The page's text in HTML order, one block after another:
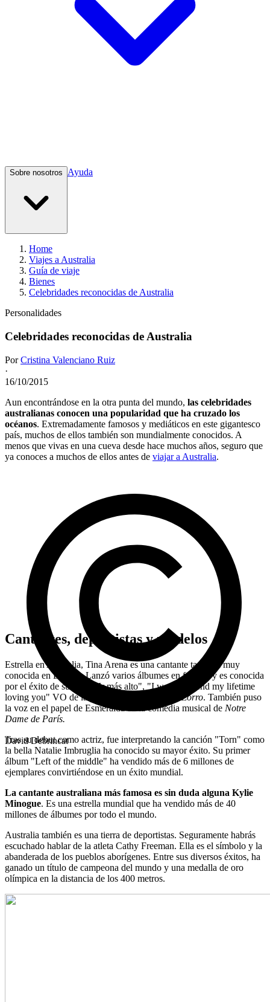
Sobre nosotros Ayuda
Home
Viajes a Australia
Guía de viaje
Bienes
Celebridades reconocidas de Australia
Personalidades
Celebridades reconocidas de Australia
PorCristina Valenciano Ruiz
·
16/10/2015
Aun encontrándose en la otra punta del mundo, las celebridades
australianas conocen una popularidad que ha cruzado los
océanos. Extremadamente famosos y mediáticos en este gigantesco
país, muchos de ellos también son mundialmente conocidos. A
menos que vivas en una cueva desde hace muchos años, seguro que
ya conoces a muchos de ellos antes de viajar a Australia.
David Debrincat
Cantantes, deportistas y modelos
Estrella en Australia, Tina Arena es una cantante también muy
conocida en España. Lanzó varios álbumes en francés y es conocida
por el éxito de su título "Ir más alto", "I want to spend my lifetime
loving you" VO de la película
La máscara del Zorro. También puso
la voz en el papel de Esmeralda en la comedia musical de Notre
Dame de París.
Tras su debut como actriz, fue interpretando la canción "Torn" como
la bella Natalie Imbruglia ha conocido su mayor éxito. Su primer
álbum "Left of the middle" ha vendido más de 6 millones de
ejemplares convirtiéndose en un éxito mundial.
La cantante australiana más famosa es sin duda alguna Kylie
Minogue. Es una estrella mundial que ha vendido más de 40
millones de álbumes por todo el mundo.
Australia también es una tierra de deportistas. Seguramente habrás
escuchado hablar de la atleta Cathy Freeman. Ella es el símbolo y la
abanderada de los pueblos aborígenes. Entre sus diversos éxitos, ha
ganado un título de campeona del mundo y una medalla de oro
olímpica en la distancia de los 400 metros.